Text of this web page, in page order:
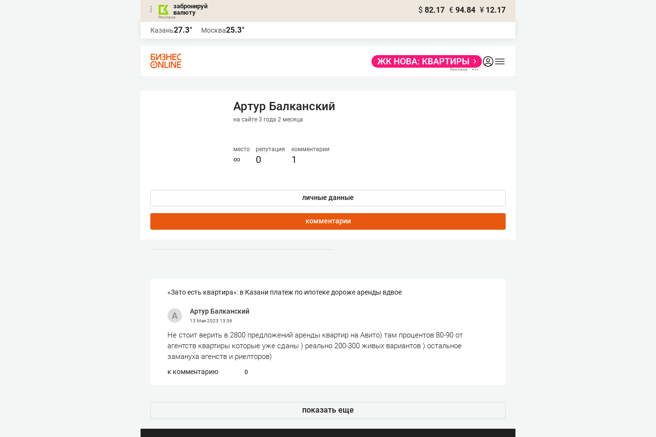
забронируй
валюту
$ 82.17 € 94.84 ¥ 12.17
Казань27.3° Москва25.3°
Артур Балканский
на сайте 3 года 2 месяца
место
∞
репутация
0
комментарии
1
личные данные
комментарии
«Зато есть квартира»: в Казани платеж по ипотеке дороже аренды вдвое
Артур Балканский
13 Мая 2023 13:36
Не стоит верить в 2800 предложений аренды квартир на Авито) там процентов 80-90 от
агентств квартиры которые уже сданы ) реально 200-300 живых вариантов ) остальное
замануха агенств и риелторов)
к комментарию 0
показать еще